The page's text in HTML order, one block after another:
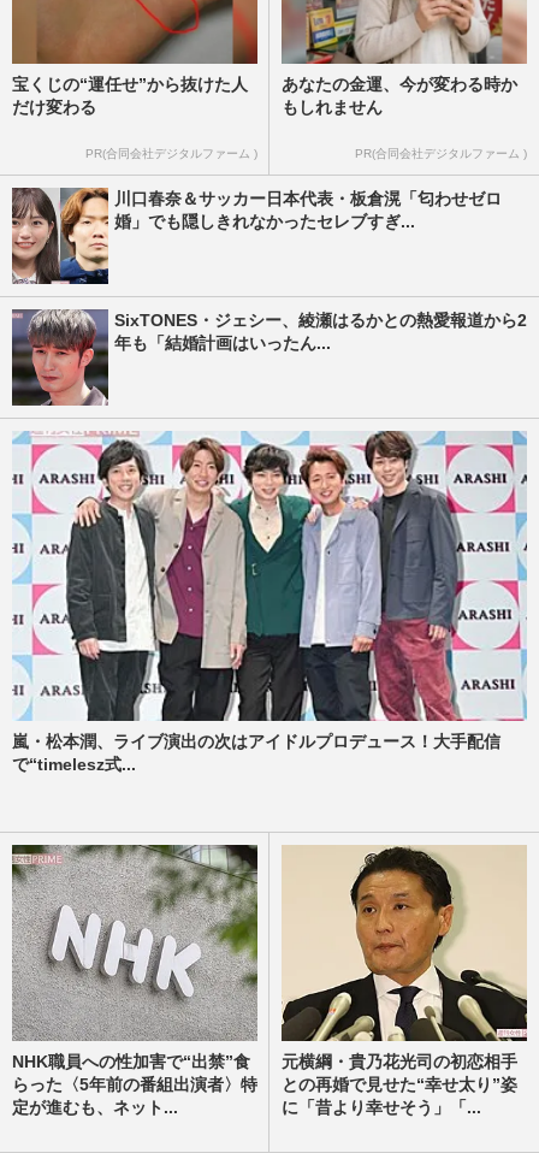
宝くじの“運任せ”から抜けた人
だけ変わる
PR(合同会社デジタルファーム )
あなたの金運、今が変わる時か
もしれません
PR(合同会社デジタルファーム )
川口春奈＆サッカー日本代表・板倉滉「匂わせゼロ
婚」でも隠しきれなかったセレブすぎ...
SixTONES・ジェシー、綾瀬はるかとの熱愛報道から2
年も「結婚計画はいったん...
嵐・松本潤、ライブ演出の次はアイドルプロデュース！大手配信
で“timelesz式...
NHK職員への性加害で“出禁”食
らった〈5年前の番組出演者〉特
定が進むも、ネット...
元横綱・貴乃花光司の初恋相手
との再婚で見せた“幸せ太り”姿
に「昔より幸せそう」「...